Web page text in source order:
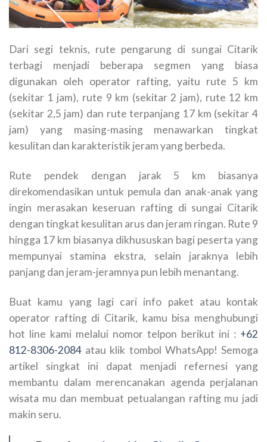
Dari segi teknis, rute pengarung di sungai Citarik
terbagi menjadi beberapa segmen yang biasa
digunakan oleh operator rafting, yaitu rute 5 km
(sekitar 1 jam), rute 9 km (sekitar 2 jam), rute 12 km
(sekitar 2,5 jam) dan rute terpanjang 17 km (sekitar 4
jam) yang masing-masing menawarkan tingkat
kesulitan dan karakteristik jeram yang berbeda.
Rute pendek dengan jarak 5 km biasanya
direkomendasikan untuk pemula dan anak-anak yang
ingin merasakan keseruan rafting di sungai Citarik
dengan tingkat kesulitan arus dan jeram ringan. Rute 9
hingga 17 km biasanya dikhususkan bagi peserta yang
mempunyai stamina ekstra, selain jaraknya lebih
panjang dan jeram-jeramnya pun lebih menantang.
Buat kamu yang lagi cari info paket atau kontak
operator rafting di Citarik, kamu bisa menghubungi
hot line kami melalui nomor telpon berikut ini : +62
812-8306-2084 atau klik tombol WhatsApp! Semoga
artikel singkat ini dapat menjadi refernesi yang
membantu dalam merencanakan agenda perjalanan
wisata mu dan membuat petualangan rafting mu jadi
makin seru.